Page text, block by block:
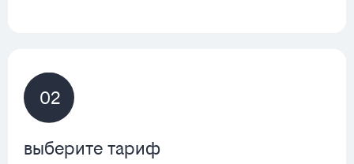
02
выберите тариф